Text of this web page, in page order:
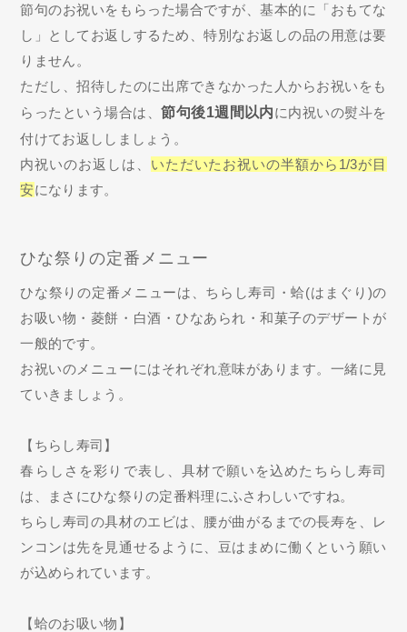
節句のお祝いをもらった場合ですが、基本的に「おもてな
し」としてお返しするため、特別なお返しの品の用意は要
りません。
ただし、招待したのに出席できなかった人からお祝いをも
らったという場合は、節句後1週間以内に内祝いの熨斗を
付けてお返ししましょう。
内祝いのお返しは、 いただいたお祝いの半額から1/3が目
安になります。
ひな祭りの定番メニュー
ひな祭りの定番メニューは、ちらし寿司・蛤(はまぐり)の
お吸い物・菱餅・白酒・ひなあられ・和菓子のデザートが
一般的です。
お祝いのメニューにはそれぞれ意味があります。一緒に見
ていきましょう。
【ちらし寿司】
春らしさを彩りで表し、具材で願いを込めたちらし寿司
は、まさにひな祭りの定番料理にふさわしいですね。
ちらし寿司の具材のエビは、腰が曲がるまでの長寿を、レ
ンコンは先を見通せるように、豆はまめに働くという願い
が込められています。
【蛤のお吸い物】